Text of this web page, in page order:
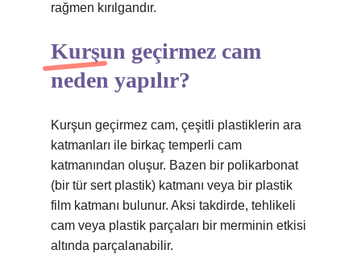
rağmen kırılgandır.
Kurşun geçirmez cam
neden yapılır?
Kurşun geçirmez cam, çeşitli plastiklerin ara
katmanları ile birkaç temperli cam
katmanından oluşur. Bazen bir polikarbonat
(bir tür sert plastik) katmanı veya bir plastik
film katmanı bulunur. Aksi takdirde, tehlikeli
cam veya plastik parçaları bir merminin etkisi
altında parçalanabilir.